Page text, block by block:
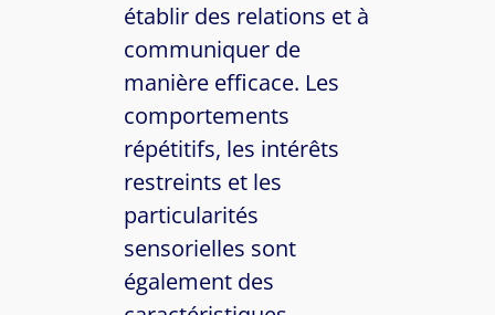
établir des relations et à
communiquer de
manière efficace. Les
comportements
répétitifs, les intérêts
restreints et les
particularités
sensorielles sont
également des